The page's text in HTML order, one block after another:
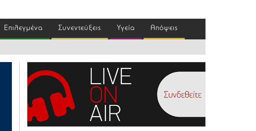
Επιλεγμένα Συνεντεύξεις Υγεία Απόψεις